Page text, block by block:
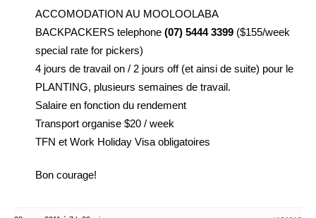
ACCOMODATION AU MOOLOOLABA
BACKPACKERS telephone (07) 5444 3399 ($155/week
special rate for pickers)
4 jours de travail on / 2 jours off (et ainsi de suite) pour le
PLANTING, plusieurs semaines de travail.
Salaire en fonction du rendement
Transport organise $20 / week
TFN et Work Holiday Visa obligatoires
Bon courage!